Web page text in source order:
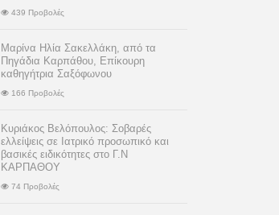
439 Προβολές
Μαρίνα Ηλία Σακελλάκη, από τα
Πηγάδια Καρπάθου, Επίκουρη
καθηγήτρια Σαξόφωνου
166 Προβολές
Κυριάκος Βελόπουλος: Σοβαρές
ελλείψεις σε Ιατρικό προσωπικό και
βασικές ειδικότητες στο Γ.Ν
ΚΑΡΠΑΘΟΥ
74 Προβολές